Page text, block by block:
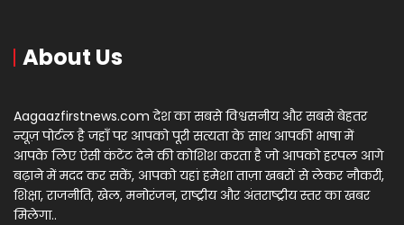
About Us
Aagaazfirstnews.com देश का सबसे विश्वसनीय और सबसे बेहतर
न्यूज़ पोर्टल है जहाँ पर आपको पूरी सत्यता के साथ आपकी भाषा में
आपके लिए ऐसी कंटेंट देने की कोशिश करता है जो आपको हरपल आगे
बढ़ाने में मदद कर सकें, आपको यहां हमेशा ताज़ा खबरों से लेकर नौकरी,
शिक्षा, राजनीति, खेल, मनोरंजन, राष्ट्रीय और अंतराष्ट्रीय स्तर का खबर
मिलेगा..